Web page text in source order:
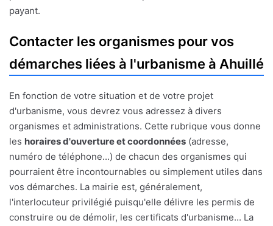
payant.
Contacter les organismes pour vos
démarches liées à l'urbanisme à Ahuillé
En fonction de votre situation et de votre projet
d'urbanisme, vous devrez vous adressez à divers
organismes et administrations. Cette rubrique vous donne
les horaires d'ouverture et coordonnées (adresse,
numéro de téléphone...) de chacun des organismes qui
pourraient être incontournables ou simplement utiles dans
vos démarches. La mairie est, généralement,
l'interlocuteur privilégié puisqu'elle délivre les permis de
construire ou de démolir, les certificats d'urbanisme... La